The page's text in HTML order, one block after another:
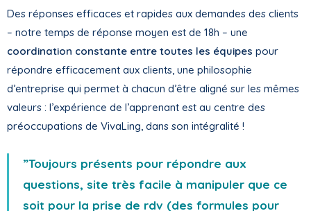
Des réponses efficaces et rapides aux demandes des clients
– notre temps de réponse moyen est de 18h – une
coordination constante entre toutes les équipes pour
répondre efficacement aux clients, une philosophie
d’entreprise qui permet à chacun d’être aligné sur les mêmes
valeurs : l’expérience de l’apprenant est au centre des
préoccupations de VivaLing, dans son intégralité !
”Toujours présents pour répondre aux
questions, site très facile à manipuler que ce
soit pour la prise de rdv (des formules pour